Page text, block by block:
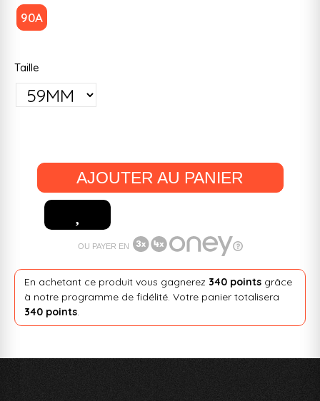
90A
Taille
AJOUTER AU PANIER
OU PAYER EN
En achetant ce produit vous gagnerez 340 pointsgrâce
à notre programme de fidélité. Votre panier totalisera
340 points.